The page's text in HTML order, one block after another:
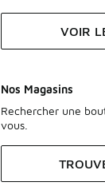
VOIR
Nos Magasins
Rechercher une
vous.